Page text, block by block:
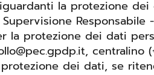
protezione dei dati
(+39) 06.696771 Inoltre,
dei dati, se